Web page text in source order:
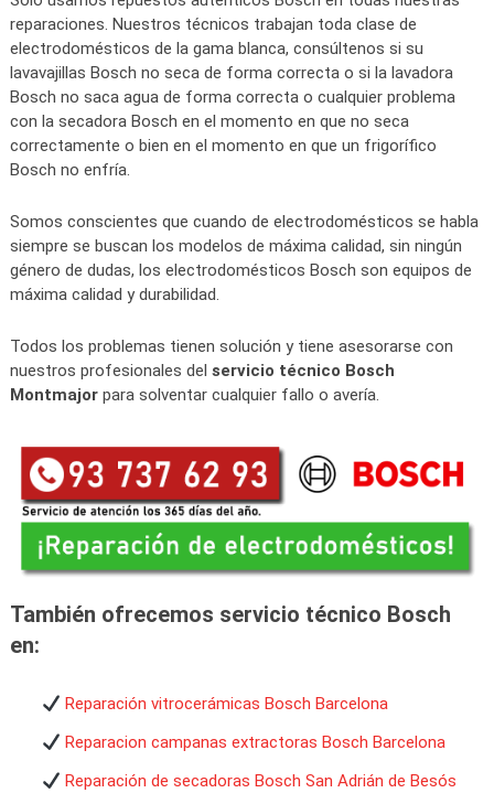
reparaciones. Nuestros técnicos trabajan toda clase de
electrodomésticos de la gama blanca, consúltenos si su
lavavajillas Bosch no seca de forma correcta o si la lavadora
Bosch no saca agua de forma correcta o cualquier problema
con la secadora Bosch en el momento en que no seca
correctamente o bien en el momento en que un frigorífico
Bosch no enfría.
Somos conscientes que cuando de electrodomésticos se habla
siempre se buscan los modelos de máxima calidad, sin ningún
género de dudas, los electrodomésticos Bosch son equipos de
máxima calidad y durabilidad.
Todos los problemas tienen solución y tiene asesorarse con
nuestros profesionales del servicio técnico Bosch
Montmajorpara solventar cualquier fallo o avería.
También ofrecemos servicio técnico Bosch
en:
Reparación vitrocerámicas Bosch Barcelona
Reparacion campanas extractoras Bosch Barcelona
Reparación de secadoras Bosch San Adrián de Besós